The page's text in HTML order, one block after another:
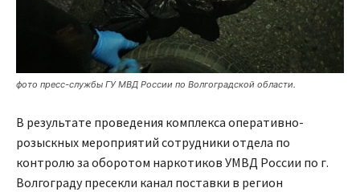
фото пресс-службы ГУ МВД России по Волгоградской области.
В результате проведения комплекса оперативно-
розыскных мероприятий сотрудники отдела по
контролю за оборотом наркотиков УМВД России по г.
Волгограду пресекли канал поставки в регион